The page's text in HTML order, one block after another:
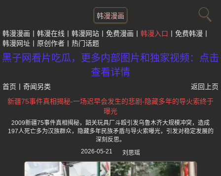
韩漫漫画
韩漫漫画 韩漫在线 韩漫网站 免费漫画 韩漫入口
免费韩漫
韩漫网址
原创作者 热门话题
黑子网看片吃瓜，更多内部图片和独家视频：点击
查看详情
首页 奇闻另类
返回上页
新疆75事件真相揭秘-一场迟早会发生的悲剧-隐藏多年的导火索终于
曝光
2009新疆75事件真相揭秘，韶关玩具厂斗殴引发乌鲁木齐大规模冲突，造成
197人死亡多为汉族群众，隐藏多年民族矛盾与导火索曝光，引发对稳定发展的
深刻反思。
2026-05-21
刘思瑶